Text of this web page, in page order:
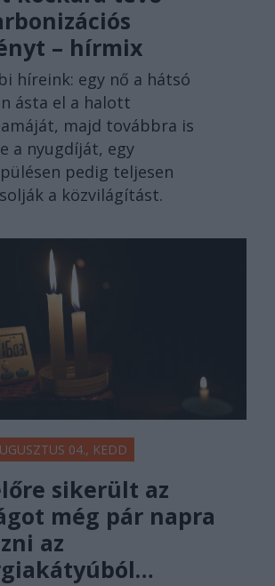
– hírmix
híreink: egy nő a hátsó
ásta el a halott
majd továbbra is
a nyugdíját, egy
pedig teljesen
a közvilágítást.
04., KEDD
sikerült az
még pár napra
az